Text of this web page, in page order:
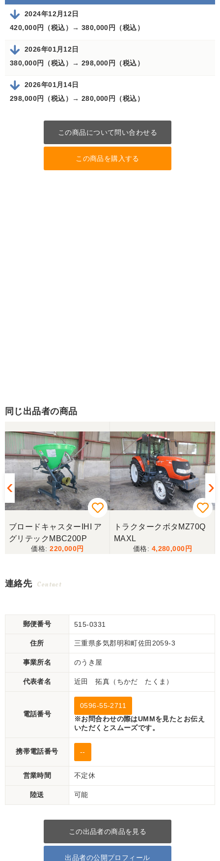
2024年12月12日
420,000円（税込）→ 380,000円（税込）
2026年01月12日
380,000円（税込）→ 298,000円（税込）
2026年01月14日
298,000円（税込）→ 280,000円（税込）
この商品について問い合わせる
この商品を購入する
同じ出品者の商品
ブロードキャスターIHI ア
グリテックMBC200P
220,000
トラクタークボタMZ70Q
MAXL
4,280,000
連絡先 Contact
郵便番号 515-0331
住所 三重県多気郡明和町佐田2059-3
事業所名 のうき屋
代表者名 近田 拓真（ちかだ たくま）
電話番号
0596-55-2711
※お問合わせの際はUMMを見たとお伝え
いただくとスムーズです。
携帯電話番号 --
営業時間 不定休
陸送 可能
この出品者の商品を見る
出品者の公開プロフィール